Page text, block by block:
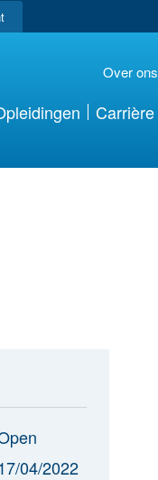
Over ons
Carrière
04/2022